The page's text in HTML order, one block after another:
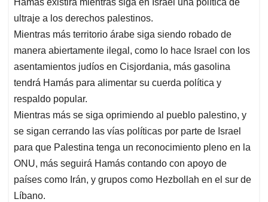
Hamás existirá mientras siga en Israel una política de
ultraje a los derechos palestinos.
Mientras más territorio árabe siga siendo robado de
manera abiertamente ilegal, como lo hace Israel con los
asentamientos judíos en Cisjordania, más gasolina
tendrá Hamás para alimentar su cuerda política y
respaldo popular.
Mientras más se siga oprimiendo al pueblo palestino, y
se sigan cerrando las vías políticas por parte de Israel
para que Palestina tenga un reconocimiento pleno en la
ONU, más seguirá Hamás contando con apoyo de
países como Irán, y grupos como Hezbollah en el sur de
Líbano.